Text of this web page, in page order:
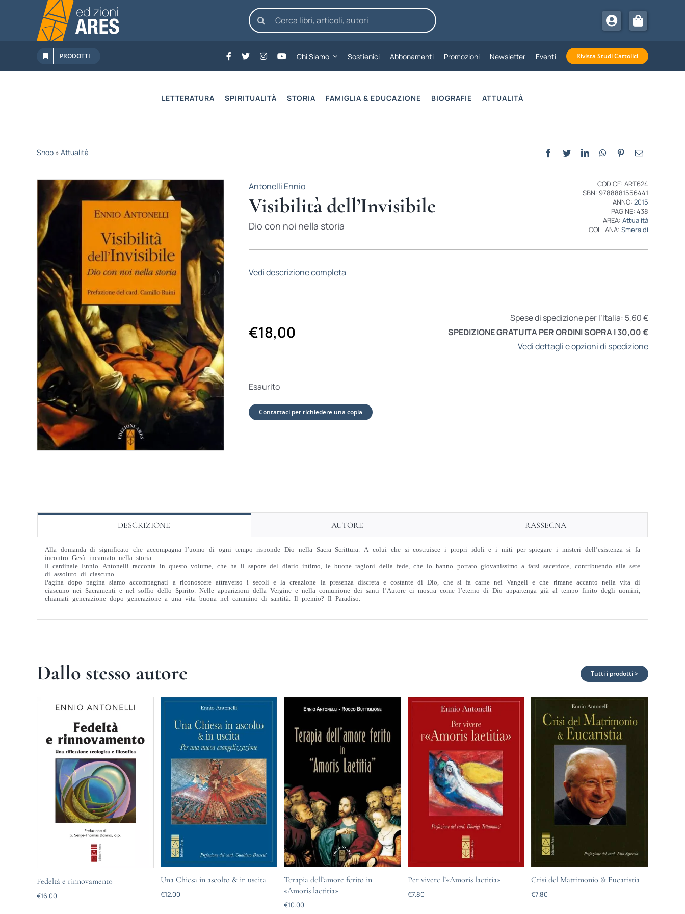
contenuto
Cerca
per:
PRODOTTI Chi Siamo Sostienici Abbonamenti Promozioni Newsletter Eventi Rivista Studi Cattolici
LETTERATURA SPIRITUALITÀ STORIA FAMIGLIA & EDUCAZIONE BIOGRAFIE ATTUALITÀ
Shop» Attualità
Antonelli Ennio
Visibilità dell’Invisibile
Dio con noi nella storia
CODICE: ART624
ISBN: 9788881556441
ANNO:2015
PAGINE: 438
AREA:Attualità
COLLANA:Smeraldi
Vedi descrizione completa
€18,00
Spese di spedizione per l’Italia: 5,60 €
SPEDIZIONE GRATUITA PER ORDINI SOPRA I 30,00 €
Vedi dettagli e opzioni di spedizione
Esaurito
Contattaci per richiedere una copia
DESCRIZIONE AUTORE RASSEGNA
Alla domanda di significato che accompagna l’uomo di ogni tempo risponde Dio nella Sacra Scrittura. A colui che si costruisce i propri idoli e i miti per spiegare i misteri dell’esistenza si fa
incontro Gesù incarnato nella storia.
Il cardinale Ennio Antonelli racconta in questo volume, che ha il sapore del diario intimo, le buone ragioni della fede, che lo hanno portato giovanissimo a farsi sacerdote, contribuendo alla sete
di assoluto di ciascuno.
Pagina dopo pagina siamo accompagnati a riconoscere attraverso i secoli e la creazione la presenza discreta e costante di Dio, che si fa carne nei Vangeli e che rimane accanto nella vita di
ciascuno nei Sacramenti e nel soffio dello Spirito. Nelle apparizioni della Vergine e nella comunione dei santi l’Autore ci mostra come l’eterno di Dio appartenga già al tempo finito degli uomini,
chiamati generazione dopo generazione a una vita buona nel cammino di santità. Il premio? Il Paradiso.
Dallo stesso autore Tutti i prodotti >
Fedeltà e rinnovamento
€16.00
Una Chiesa in ascolto & in uscita
€12.00
Terapia dell’amore ferito in
«Amoris laetitia»
€10.00
Per vivere l’«Amoris laetitia»
€7.80
Crisi del Matrimonio & Eucaristia
€7.80